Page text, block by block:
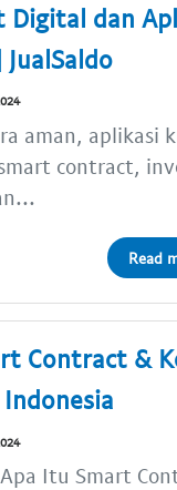
Digital dan
aman, aplikasi
contract,
Read
Contract &
Itu Smart